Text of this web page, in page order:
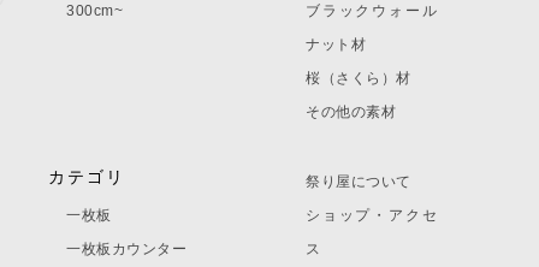
300cm~
ブラックウォール
ナット材
桜（さくら）材
その他の素材
カテゴリ
一枚板
一枚板カウンター
祭り屋について
ショップ・アクセ
ス